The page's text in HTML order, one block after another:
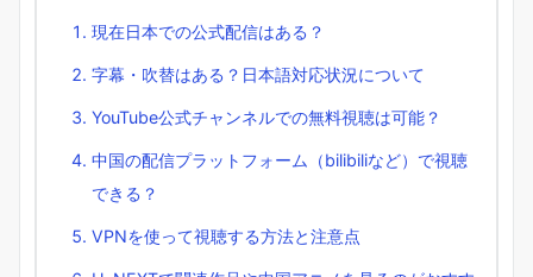
現在日本での公式配信はある？
字幕・吹替はある？日本語対応状況について
YouTube公式チャンネルでの無料視聴は可能？
中国の配信プラットフォーム（bilibiliなど）で視聴
できる？
VPNを使って視聴する方法と注意点